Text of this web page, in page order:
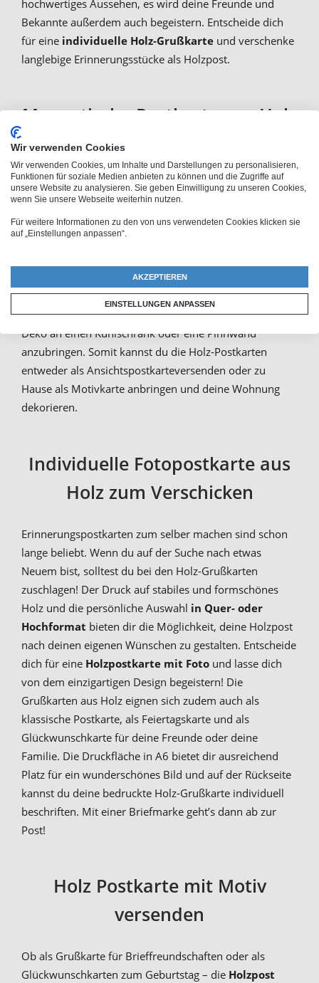
hochwertiges Aussehen, es wird deine Freunde und
Bekannte außerdem auch begeistern. Entscheide dich
für eine individuelle Holz-Grußkarte und verschenke
langlebige Erinnerungsstücke als Holzpost.
Magnetische Postkarte aus Holz
selbst gestalten
Individuelle Holzpost ist nicht nur eineideale
Überraschung für Naturliebhaber
Holz-Grußkarte eignet sich zudem als Dankeskarte oder
Geburtstagskarte und auch als persönliche
Foto und lasse das robuste Holz ganz nach deinem
Geschmack bedrucken. Darüber hinaus ist die
magnetische Holz Postkarte perfekt geeignet, um sie als
Deko an einen Kühlschrank oder eine Pinnwand
anzubringen. Somit kannst du die Holz-Postkarten
entweder als Ansichtspostkarteversenden oder zu
Hause als Motivkarte anbringen und deine Wohnung
dekorieren.
Individuelle Fotopostkarte aus
Holz zum Verschicken
Erinnerungspostkarten zum selber machen sind schon
lange beliebt. Wenn du auf der Suche nach etwas
Neuem bist, solltest du bei den Holz-Grußkarten
zuschlagen! Der Druck auf stabiles und formschönes
Holz und die persönliche Auswahl in Quer- oder
Hochformat bieten dir die Möglichkeit, deine Holzpost
nach deinen eigenen Wünschen zu gestalten. Entscheide
dich für eine Holzpostkarte mit Foto und lasse dich
von dem einzigartigen Design begeistern! Die
Grußkarten aus Holz eignen sich zudem auch als
klassische Postkarte, als Feiertagskarte und als
Glückwunschkarte für deine Freunde oder deine
Familie. Die Druckfläche in A6 bietet dir ausreichend
Platz für ein wunderschönes Bild und auf der Rückseite
kannst du deine bedruckte Holz-Grußkarte individuell
beschriften. Mit einer Briefmarke geht’s dann ab zur
Post!
Holz Postkarte mit Motiv
versenden
Ob als Grußkarte für Brieffreundschaften oder als
Glückwunschkarten zum Geburtstag – die Holzpost
Wir verwenden Cookies
Wir verwenden Cookies, um Inhalte und Darstellungen zu personalisieren,
Funktionen für soziale Medien anbieten zu können und die Zugriffe auf
unsere Website zu analysieren. Sie geben Einwilligung zu unseren Cookies,
wenn Sie unsere Webseite weiterhin nutzen.
Für weitere Informationen zu den von uns verwendeten Cookies klicken sie
auf „Einstellungen anpassen“.
AKZEPTIEREN
EINSTELLUNGEN ANPASSEN